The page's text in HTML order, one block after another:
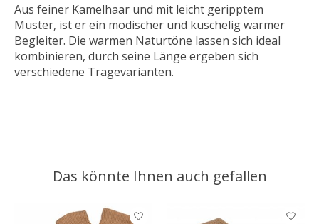
Aus feiner Kamelhaar und mit leicht geripptem
Muster, ist er ein modischer und kuschelig warmer
Begleiter. Die warmen Naturtöne lassen sich ideal
kombinieren, durch seine Länge ergeben sich
verschiedene Tragevarianten.
Das könnte Ihnen auch gefallen
Produkt-Karussell-Artikel